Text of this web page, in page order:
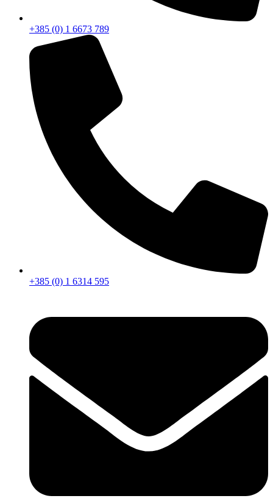
+385 (0) 1 6673 789
+385 (0) 1 6314 595